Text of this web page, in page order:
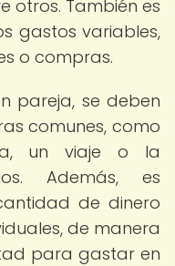
otros. También es
gastos variables,
o compras.
pareja, se deben
comunes, como
un viaje o la
Además, es
de dinero
de manera
para gastar en